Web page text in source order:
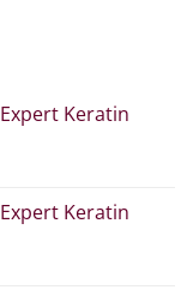
Keratin
Keratin